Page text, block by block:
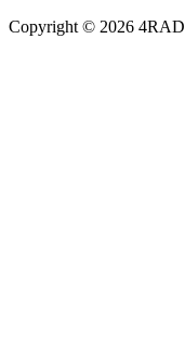
Copyright © 2026 4RAD